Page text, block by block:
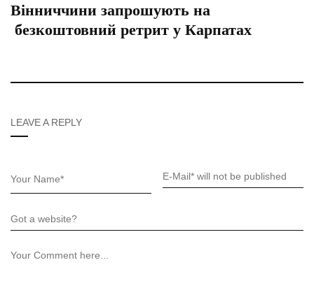
Вінниччини запрошують на
безкоштовний ретрит у Карпатах
LEAVE A REPLY